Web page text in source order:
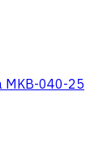
MKB-040-25